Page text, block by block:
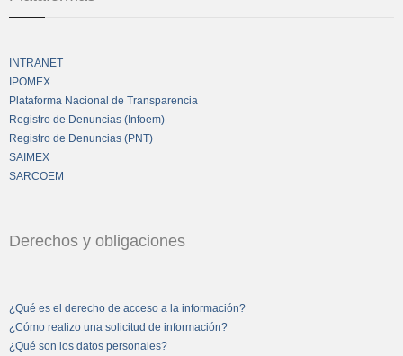
INTRANET
IPOMEX
Plataforma Nacional de Transparencia
Registro de Denuncias (Infoem)
Registro de Denuncias (PNT)
SAIMEX
SARCOEM
Derechos y obligaciones
¿Qué es el derecho de acceso a la información?
¿Cómo realizo una solicitud de información?
¿Qué son los datos personales?